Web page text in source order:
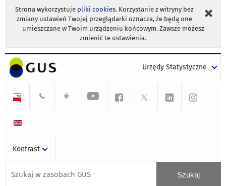
Strona wykorzystuje pliki cookies. Korzystanie z witryny bez
zmiany ustawień Twojej przeglądarki oznacza, że będą one
umieszczane w Twoim urządzeniu końcowym. Zawsze możesz
zmienić te ustawienia.
Urzędy Statystyczne
Kontrast